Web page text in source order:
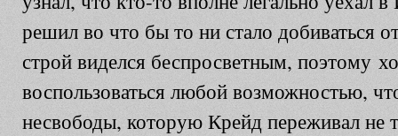
решил во что бы то ни стало добиваться
строй виделся беспросветным, поэтому
воспользоваться любой возможностью,
несвободы, которую Крейд переживал не